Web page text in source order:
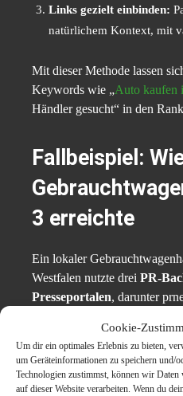
Cookie-
Um dir ein optimales Erlebnis zu bieten,
um Geräteinformationen zu speichern und/
Technologien zustimmst, können wir
auf dieser Website verarbeiten. Wenn du
Links gezielt einbinden:
natürlichem Kontext, mit
Mit dieser Methode lassen
Keywords wie „Auto kaufen
Händler gesucht“ in den
Fallbeispiel:
3 erreichte
Ein lokaler
Westfalen nutzte drei PR-
Presseportalen, darunter
exakt einen Dofollow-Link
5 Monaten stieg die Seite
Hauptkeyword von Platz
verzeichnete derHändler 24